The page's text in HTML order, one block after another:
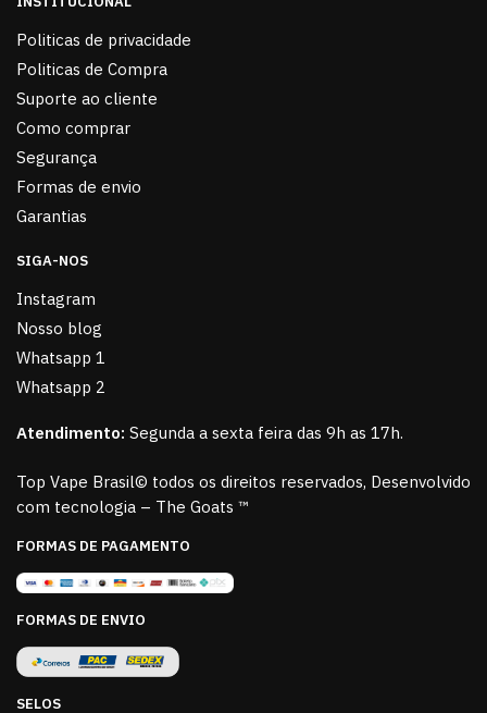
Politicas de privacidade
Politicas de Compra
Suporte ao cliente
Como comprar
Segurança
Formas de envio
Garantias
SIGA-NOS
Instagram
Nosso blog
Whatsapp 1
Whatsapp 2
Atendimento: Segunda a sexta feira das 9h as 17h.
Top Vape Brasil© todos os direitos reservados, Desenvolvido
com tecnologia – The Goats ™
FORMAS DE PAGAMENTO
FORMAS DE ENVIO
SELOS